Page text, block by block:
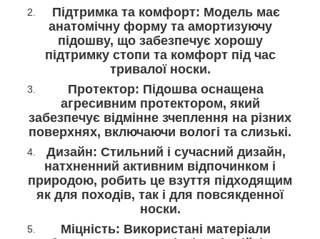
Підтримка та комфорт: Модель має
анатомічну форму та амортизуючу
підошву, що забезпечує хорошу
підтримку стопи та комфорт під час
тривалої носки.
Протектор: Підошва оснащена
агресивним протектором, який
забезпечує відмінне зчеплення на різних
поверхнях, включаючи вологі та слизькі.
Дизайн: Стильний і сучасний дизайн,
натхненний активним відпочинком і
природою, робить це взуття підходящим
як для походів, так і для повсякденної
носки.
Міцність: Використані матеріали